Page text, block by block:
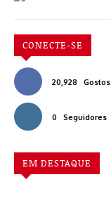
CONECTE-SE
20,928 Gostos
0 Seguidores
EM DESTAQUE